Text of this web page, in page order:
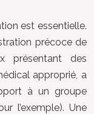
est essentielle.
précoce de
présentant des
approprié, a
à un groupe
l’exemple). Une